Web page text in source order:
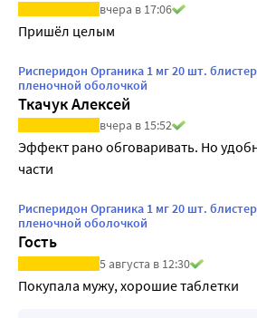
вчера в 17:06
Пришёл целым
Рисперидон Органика 1 мг 20 шт.
пленочной оболочкой
Ткачук Алексей
вчера в 15:52
Эффект рано обговаривать. Но
части
Рисперидон Органика 1 мг 20 шт.
пленочной оболочкой
Гость
5 августа в 12:30
Покупала мужу, хорошие таблетки